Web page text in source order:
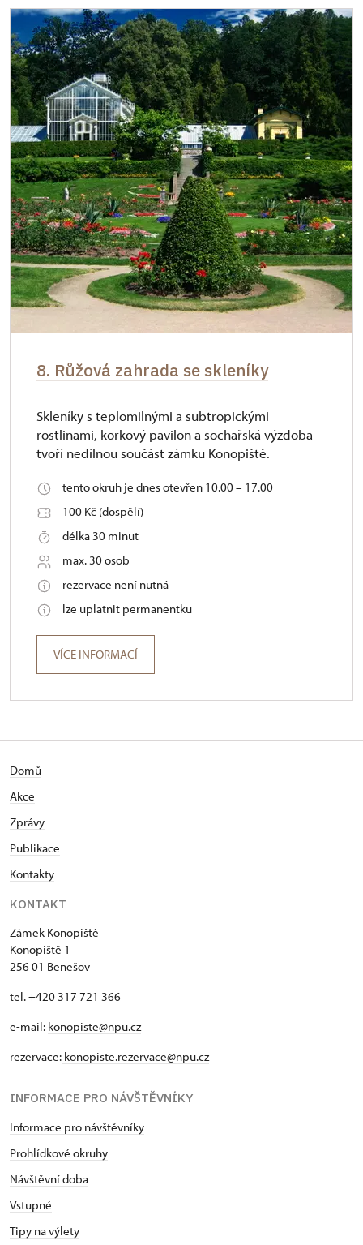
8. Růžová zahrada se skleníky
Skleníky s teplomilnými a subtropickými
rostlinami, korkový pavilon a sochařská výzdoba
tvoří nedílnou součást zámku Konopiště.
tento okruh je dnes otevřen 10.00 – 17.00
100 Kč (dospělí)
délka 30 minut
max. 30 osob
rezervace není nutná
lze uplatnit permanentku
VÍCE INFORMACÍ
Domů
Akce
Zprávy
Publikace
Kontakty
KONTAKT
Zámek Konopiště
Konopiště 1
256 01 Benešov
tel. +420 317 721 366
e-mail: konopiste@npu.cz
rezervace: konopiste.rezervace@npu.cz
INFORMACE PRO NÁVŠTĚVNÍKY
Informace pro návštěvníky
Prohlídkové okruhy
Návštěvní doba
Vstupné
Tipy na výlety